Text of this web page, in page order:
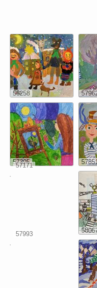
56258
57395
57171
57993